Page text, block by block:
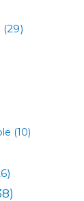
(29)
(10)